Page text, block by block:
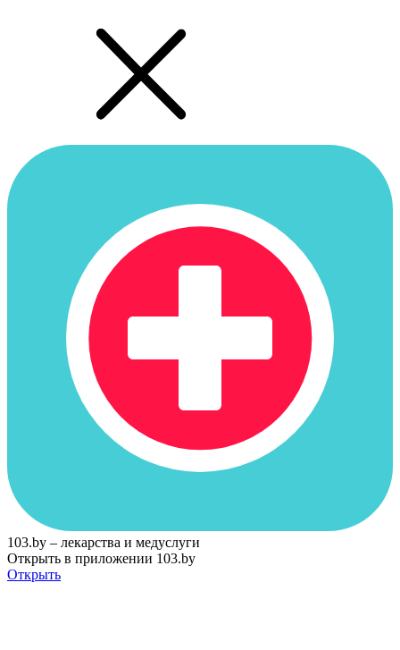
103.by – лекарства и медуслуги
Открыть в приложении 103.by
Открыть